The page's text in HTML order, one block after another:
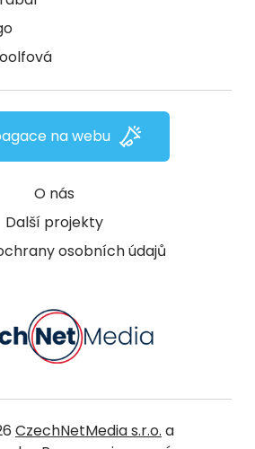
O nás
Další projekty
osobních údajů
na webu
CzechNetMedia s.r.o. a